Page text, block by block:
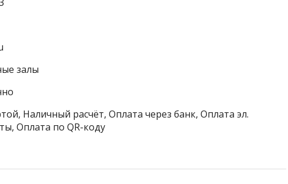
залы
Наличный расчёт, Оплата через банк, Оплата эл.
Оплата по QR-коду